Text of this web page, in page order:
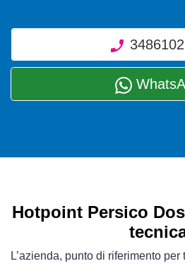
Hotpoint Persico
L’azienda, punto di riferimento